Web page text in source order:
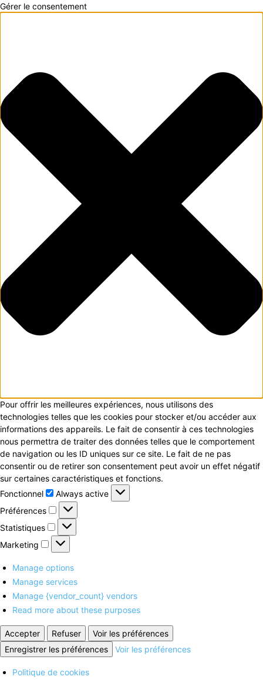
Gérer le consentement
Pour offrir les meilleures expériences, nous utilisons des
technologies telles que les cookies pour stocker et/ou accéder aux
informations des appareils. Le fait de consentir à ces technologies
nous permettra de traiter des données telles que le comportement
de navigation ou les ID uniques sur ce site. Le fait de ne pas
consentir ou de retirer son consentement peut avoir un effet négatif
sur certaines caractéristiques et fonctions.
Fonctionnel
Fonctionnel
Always active
Préférences
Préférences
Statistiques Statistiques
Marketing Marketing
Manage options
Manage services
Manage {vendor_count} vendors
Read more about these purposes
Accepter Refuser
Voir les préférences
Enregistrer les préférences
Voir les préférences
Politique de cookies